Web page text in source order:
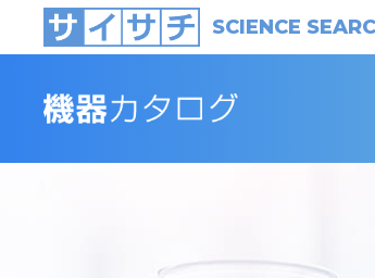
SCIENCE